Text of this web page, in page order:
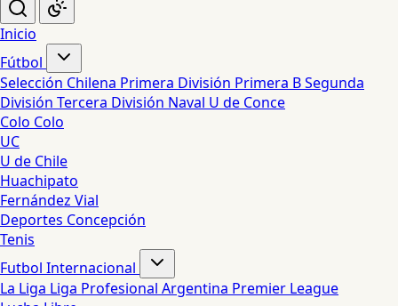
Inicio
Fútbol
Selección Chilena Primera División Primera BSegunda
División Tercera División Naval U de Conce
Colo Colo
UC
U de Chile
Huachipato
Fernández Vial
Deportes Concepción
Tenis
Futbol Internacional
La Liga Liga Profesional Argentina Premier League